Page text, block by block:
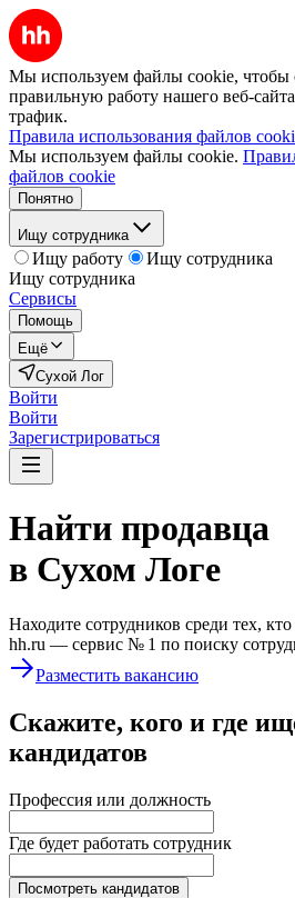
Мы используем файлы cookie, чтобы
правильную работу нашего веб-
трафик.
Правила использования файлов
Мы используем файлы cookie.
файлов cookie
Понятно
Ищу сотрудника
Ищу работу
Ищу сотрудника
Ищу сотрудника
Сервисы
Помощь
Ещё
Сухой Лог
Войти
Войти
Зарегистрироваться
Найти продавца
в Сухом Логе
Находите сотрудников среди тех, кто
hh.ru — сервис № 1 по поиску
Разместить вакансию
Скажите, кого и где
кандидатов
Профессия или должность
Где будет работать сотрудник
Посмотреть кандидатов